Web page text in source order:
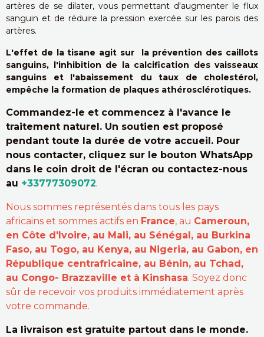
artères de se dilater, vous permettant d'augmenter le flux
sanguin et de réduire la pression exercée sur les parois des
artères.
L'effet de la tisane agit sur la prévention des caillots
sanguins, l'inhibition de la calcification des vaisseaux
sanguins et l'abaissement du taux de cholestérol,
empêche la formation de plaques athérosclérotiques.
Commandez-le et commencez à l'avance le
traitement naturel. Un soutien est proposé
pendant toute la durée de votre accueil. Pour
nous contacter, cliquez sur le bouton WhatsApp
dans le coin droit de l'écran ou contactez-nous
au +33777309072.
Nous sommes représentés dans tous les pays
africains et sommes actifs en France, au Cameroun,
en Côte d'Ivoire, au Mali, au Sénégal, au Burkina
Faso, au Togo, au Kenya, au Nigeria, au Gabon, en
République centrafricaine, au Bénin, au Tchad,
au Congo- Brazzaville et à Kinshasa. Soyez donc
sûr de recevoir vos produits immédiatement après
votre commande.
La livraison est gratuite partout dans le monde.